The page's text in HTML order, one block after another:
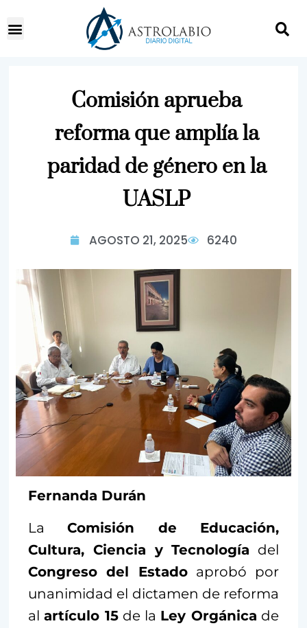
Comisión aprueba
reforma que amplía la
paridad de género en la
UASLP
AGOSTO 21, 2025 6240
Fernanda Durán
LaComisión de Educación,
Cultura, Ciencia y Tecnología del
Congreso del Estadoaprobó por
unanimidad el dictamen de reforma
alartículo 15de la Ley Orgánica de